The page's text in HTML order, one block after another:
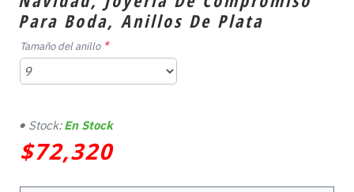
Para Boda, Anillos De Plata
$72,320
Stock: En Stock
Tamaño del anillo